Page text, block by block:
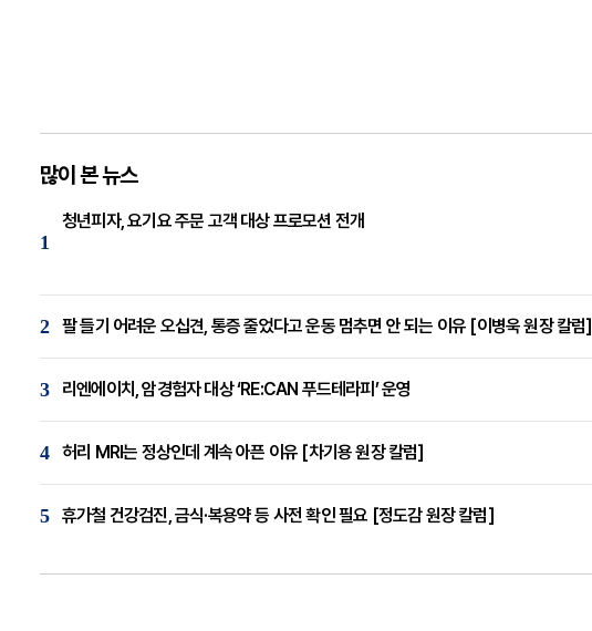
많이 본 뉴스
1
청년피자, 요기요 주문 고객 대상 프로모션 전개
2 팔 들기 어려운 오십견, 통증 줄었다고 운동 멈추면 안 되는 이유 [이병욱 원장 칼럼]
3 리엔에이치, 암경험자 대상 ‘RE:CAN 푸드테라피’ 운영
4 허리 MRI는 정상인데 계속 아픈 이유 [차기용 원장 칼럼]
5 휴가철 건강검진, 금식·복용약 등 사전 확인 필요 [정도감 원장 칼럼]